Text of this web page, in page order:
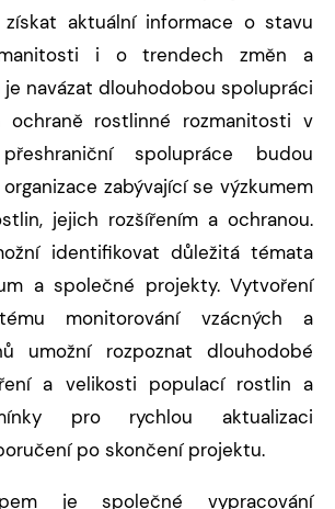
aktuální informace o stavu
i o trendech změn a
je navázat dlouhodobou spolupráci
ochraně rostlinné rozmanitosti v
spolupráce budou
zabývající se výzkumem
jejich rozšířením a ochranou.
identifikovat důležitá témata
a společné projekty. Vytvoření
monitorování vzácných a
umožní rozpoznat dlouhodobé
a velikosti populací rostlin a
pro rychlou aktualizaci
po skončení projektu.
je společné vypracování